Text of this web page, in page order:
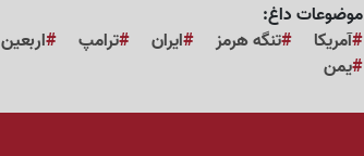
موضوعات داغ:
آمریکا
تنگه هرمز ایران ترامپ اربعین
یمن